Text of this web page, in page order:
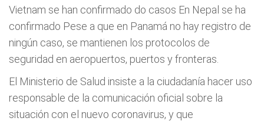
Vietnam se han confirmado do casos En Nepal se ha
confirmado Pese a que en Panamá no hay registro de
ningún caso, se mantienen los protocolos de
seguridad en aeropuertos, puertos y fronteras.
El Ministerio de Salud insiste a la ciudadanía hacer uso
responsable de la comunicación oficial sobre la
situación con el nuevo coronavirus, y que